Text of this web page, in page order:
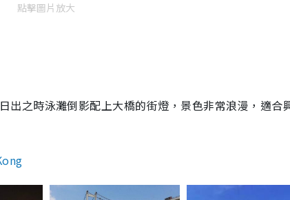
點擊圖片放大
出之時泳灘倒影配上大橋的街燈，景色非常浪漫，適合